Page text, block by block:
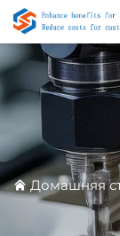
О нас
Продукция
Новости
Домашняя